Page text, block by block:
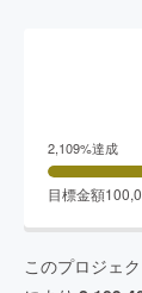
2,109%達成
目標金額
このプロジェク